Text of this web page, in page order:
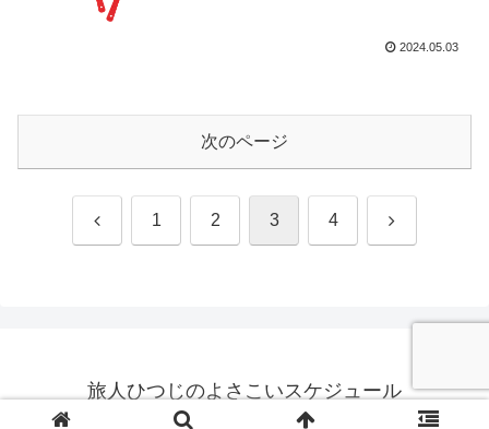
2024.05.03
次のページ
前 1 2 3 4 次
旅人ひつじのよさこいスケジュール
© 2022-2026 旅人ひつじのよさこいスケジュール.